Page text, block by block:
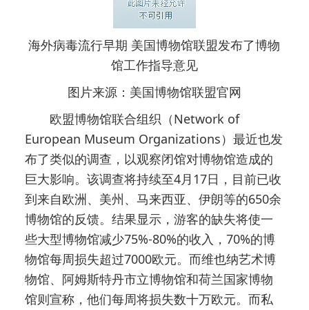
海外病毒流行早期 美国博物馆联盟发布了博物
馆工作指导意见
图片来源：美国博物馆联盟官网
欧盟博物馆联合组织（Network of
European Museum Organizations）最近也发
布了类似的调查，以观察闭馆对博物馆造成的
巨大影响。该调查将持续至4月17日，目前已收
到来自欧洲、美州、马来西亚、伊朗等的650余
博物馆的反馈。结果显示，游客的缺失将使一
些大型博物馆减少75%-80%的收入，70%的博
物馆每周损失超过7000欧元。而维也纳艺术博
物馆、阿姆斯特丹市立博物馆和荷兰国家博物
馆则宣称，他们每周将损失数十万欧元。而私